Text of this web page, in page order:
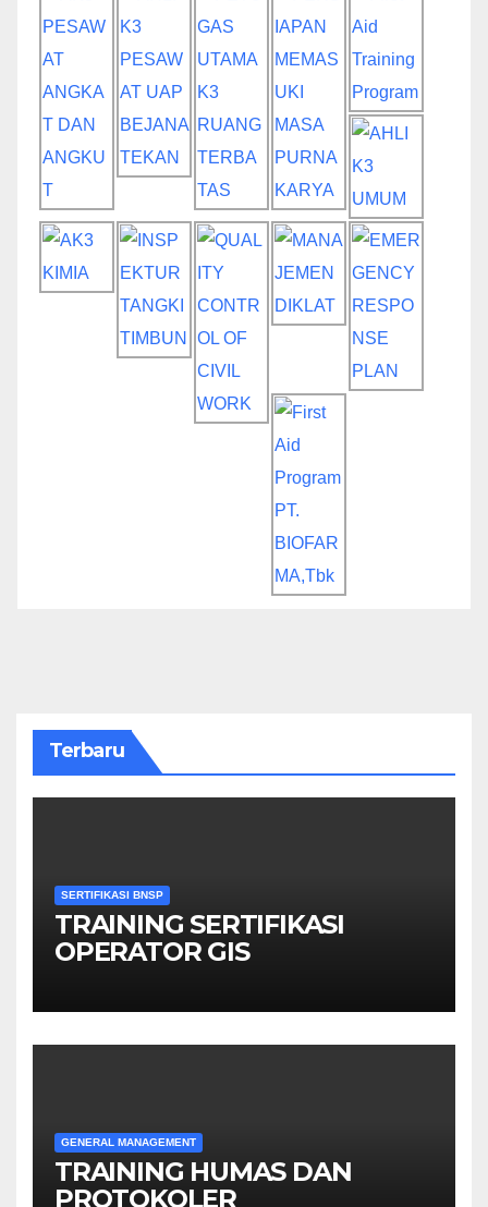
Terbaru
SERTIFIKASI BNSP
TRAINING SERTIFIKASI
OPERATOR GIS
GENERAL MANAGEMENT
TRAINING HUMAS DAN
PROTOKOLER